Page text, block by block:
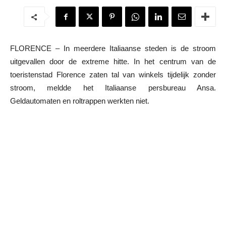
FLORENCE – In meerdere Italiaanse steden is de stroom
uitgevallen door de extreme hitte. In het centrum van de
toeristenstad Florence zaten tal van winkels tijdelijk zonder
stroom, meldde het Italiaanse persbureau Ansa.
Geldautomaten en roltrappen werkten niet.